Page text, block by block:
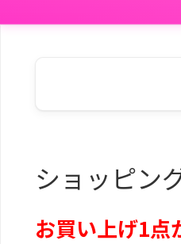
ショッピン
お買い上げ1点